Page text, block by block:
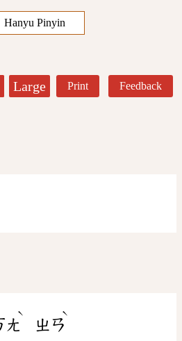
Hanyu Pinyin
Large Print Feedback
ㄤ
ˋ
ㄓㄢ
ˋ